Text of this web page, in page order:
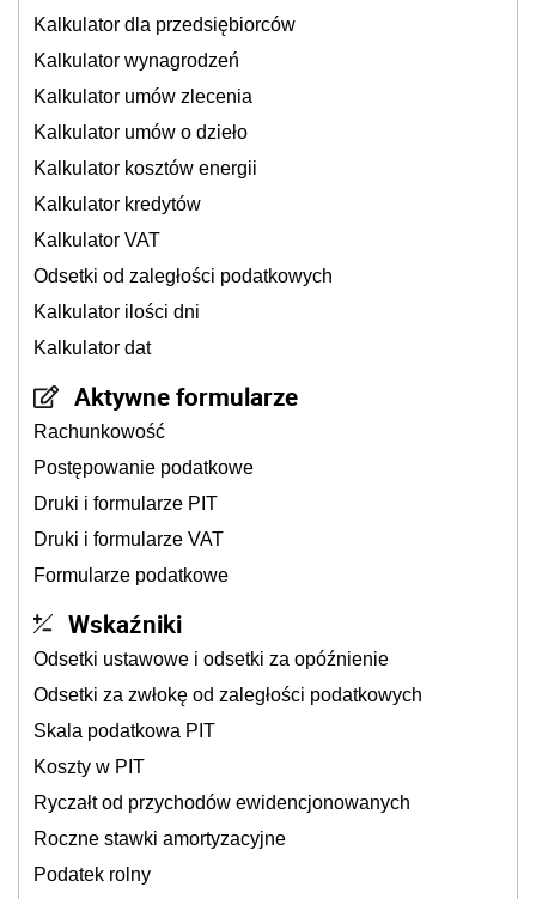
Kalkulator dla przedsiębiorców
Kalkulator wynagrodzeń
Kalkulator umów zlecenia
Kalkulator umów o dzieło
Kalkulator kosztów energii
Kalkulator kredytów
Kalkulator VAT
Odsetki od zaległości podatkowych
Kalkulator ilości dni
Kalkulator dat
Aktywne formularze
Rachunkowość
Postępowanie podatkowe
Druki i formularze PIT
Druki i formularze VAT
Formularze podatkowe
Wskaźniki
Odsetki ustawowe i odsetki za opóźnienie
Odsetki za zwłokę od zaległości podatkowych
Skala podatkowa PIT
Koszty w PIT
Ryczałt od przychodów ewidencjonowanych
Roczne stawki amortyzacyjne
Podatek rolny